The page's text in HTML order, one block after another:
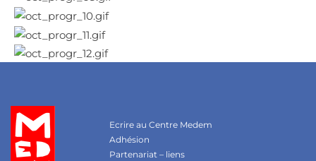
Ecrire au Centre Medem
Adhésion
Partenariat – liens